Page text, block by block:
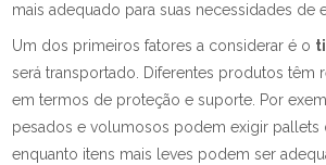
mais adequado para suas necessidades de
Um dos primeiros fatores a considerar é o
será transportado. Diferentes produtos têm
em termos de proteção e suporte. Por
pesados e volumosos podem exigir pallets
enquanto itens mais leves podem ser